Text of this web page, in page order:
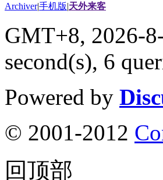
Archiver|手机版|天外来客
GMT+8, 2026-
second(s), 6
Powered by
© 2001-2012
回顶部